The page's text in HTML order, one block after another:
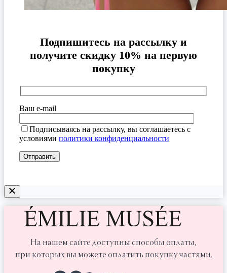
Подпишитесь на рассылку и
получите скидку 10% на первую
покупку
Ваш e-mail
Подписываясь на рассылку, вы соглашаетесь с
условиями политики конфиденциальности
На нашем сайте доступны способы оплаты,
при которых вы можете оплатить покупку частями.